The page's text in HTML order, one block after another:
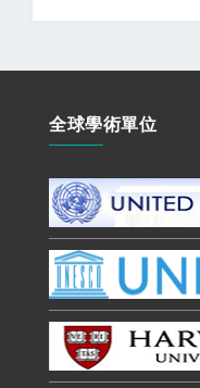
全球學術單位